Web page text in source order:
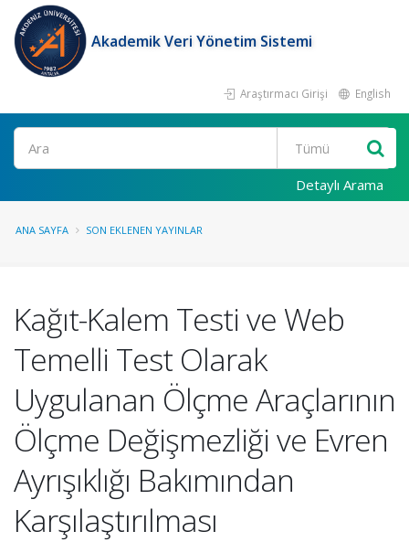
Akademik Veri Yönetim Sistemi
Araştırmacı Girişi English
Ara
Detaylı Arama
ANA SAYFA SON EKLENEN YAYINLAR
Kağıt-Kalem Testi ve Web
Temelli Test Olarak
Uygulanan Ölçme Araçlarının
Ölçme Değişmezliği ve Evren
Ayrışıklığı Bakımından
Karşılaştırılması